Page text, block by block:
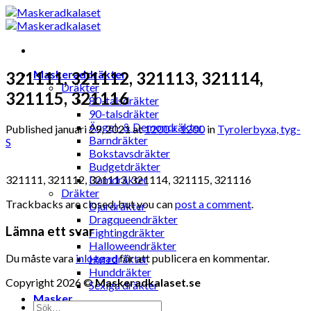
Skip
to
Maskeraddräkter
Dräkter
80-talsdräkter
90-talsdräkter
Ängel- & Demondräkter
Barndräkter
Bokstavsdräkter
Budgetdräkter
Damdräkter
Dräkter
Djurdräkter
Dragqueendräkter
Fightingdräkter
Halloweendräkter
Herrdräkter
Hunddräkter
Sexiga dräkter
Masker
321111, 321112, 321113, 321114,
321115, 321116
Published januari 29, 2021at1200 × 1200in Tyrolerbyxa, tyg-
S
321111, 321112, 321113, 321114, 321115, 321116
Trackbacks are closed, but you canpost a comment.
Lämna ett svar
Du måste vara inloggadför att publicera en kommentar.
Copyright 2026 ©Maskeradkalaset.se
Sök